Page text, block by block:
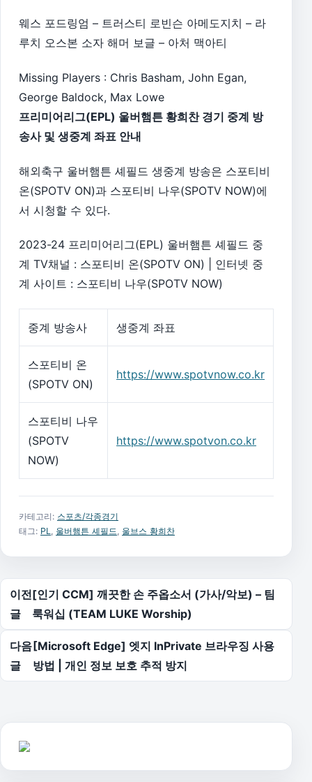
웨스 포드링엄 – 트러스티 로빈슨 아메도지치 – 라
루치 오스본 소자 해머 보글 – 아처 맥아티
Missing Players : Chris Basham, John Egan,
George Baldock, Max Lowe
프리미어리그(EPL) 울버햄튼 황희찬 경기 중계 방
송사 및 생중계 좌표 안내
해외축구 울버햄튼 셰필드 생중계 방송은 스포티비
온(SPOTV ON)과 스포티비 나우(SPOTV NOW)에
서 시청할 수 있다.
2023-24 프리미어리그(EPL) 울버햄튼 셰필드 중
계 TV채널 : 스포티비 온(SPOTV ON) | 인터넷 중
계 사이트 : 스포티비 나우(SPOTV NOW)
중계 방송사 생중계 좌표
스포티비 온
(SPOTV ON)
https://www.spotvnow.co.kr
스포티비 나우
(SPOTV
NOW)
https://www.spotvon.co.kr
카테고리: 스포츠/각종경기
태그: PL 울버햄튼 셰필드 울브스 황희찬
글 탐색
이전
글
[인기 CCM] 깨끗한 손 주옵소서 (가사/악보) – 팀
룩워십 (TEAM LUKE Worship)
다음
글
[Microsoft Edge] 엣지 InPrivate 브라우징 사용
방법 | 개인 정보 보호 추적 방지